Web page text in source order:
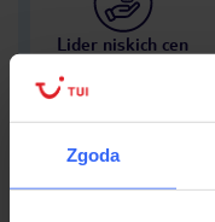
Zgoda
Lider niskich cen